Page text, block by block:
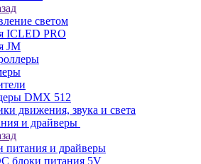
светом
ICLED PRO
JM
DMX 512
движения, звука и света
и драйверы
питания и драйверы
блоки питания 5V